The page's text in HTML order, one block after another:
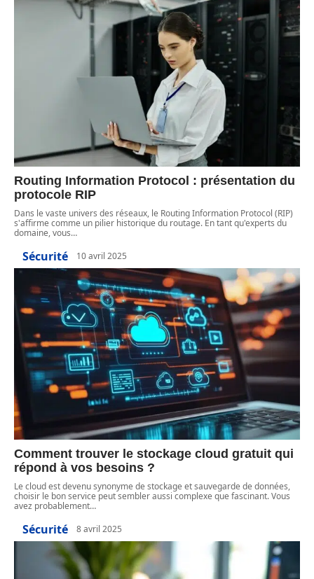
Routing Information Protocol : présentation du
protocole RIP
Dans le vaste univers des réseaux, le Routing Information Protocol (RIP)
s'affirme comme un pilier historique du routage. En tant qu'experts du
domaine, vous…
Sécurité 10 avril 2025
Comment trouver le stockage cloud gratuit qui
répond à vos besoins ?
Le cloud est devenu synonyme de stockage et sauvegarde de données,
choisir le bon service peut sembler aussi complexe que fascinant. Vous
avez probablement…
Sécurité 8 avril 2025